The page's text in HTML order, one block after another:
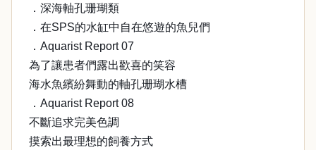
．深海軸孔珊瑚類
．在SPS的水缸中自在悠遊的魚兒們
．Aquarist Report 07
為了讓患者們露出歡喜的笑容
海水魚繽紛舞動的軸孔珊瑚水槽
．Aquarist Report 08
不斷追求完美色調
摸索出最理想的飼養方式